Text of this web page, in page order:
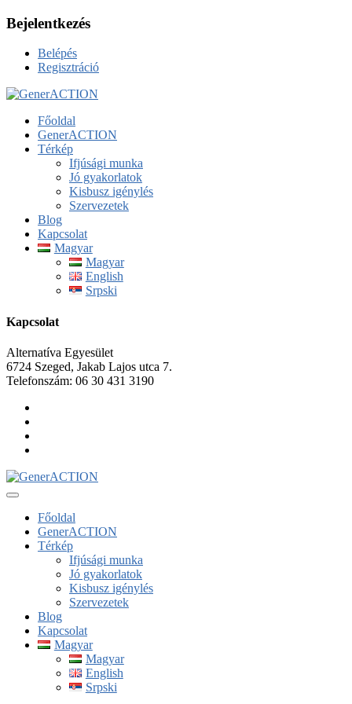
Bejelentkezés
Belépés
Regisztráció
Főoldal
GenerACTION
Térkép
Ifjúsági munka
Jó gyakorlatok
Kisbusz igénylés
Szervezetek
Blog
Kapcsolat
Magyar
Magyar
English
Srpski
Kapcsolat
Alternatíva Egyesület
6724 Szeged, Jakab Lajos utca 7.
Telefonszám: 06 30 431 3190
Főoldal
GenerACTION
Térkép
Ifjúsági munka
Jó gyakorlatok
Kisbusz igénylés
Szervezetek
Blog
Kapcsolat
Magyar
Magyar
English
Srpski